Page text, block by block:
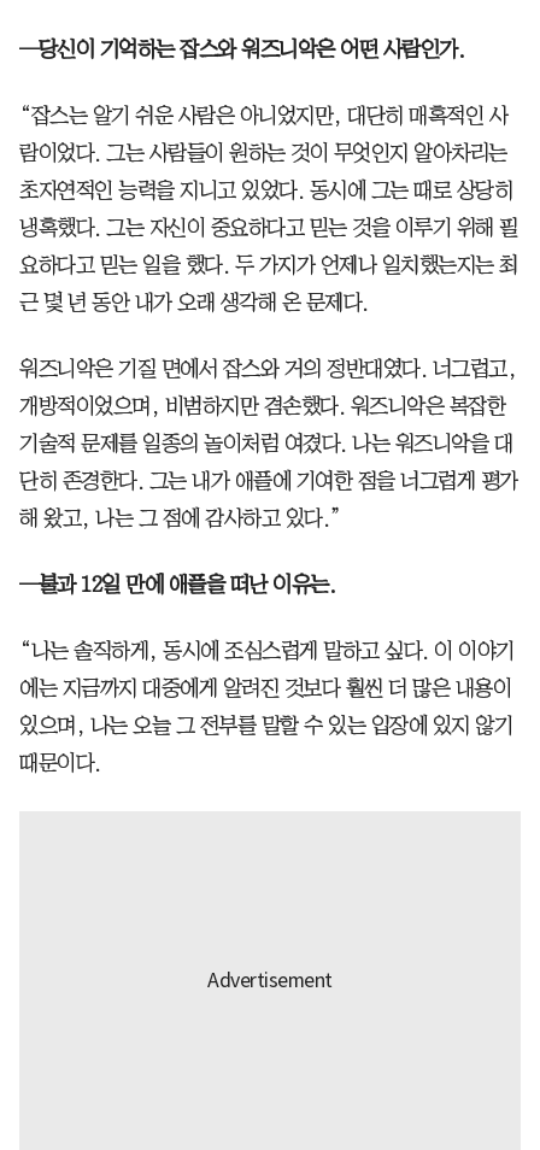
─당신이 기억하는 잡스와 워즈니악은 어떤 사람인가.
“잡스는 알기 쉬운 사람은 아니었지만, 대단히 매혹적인 사
람이었다. 그는 사람들이 원하는 것이 무엇인지 알아차리는
초자연적인 능력을 지니고 있었다. 동시에 그는 때로 상당히
냉혹했다. 그는 자신이 중요하다고 믿는 것을 이루기 위해 필
요하다고 믿는 일을 했다. 두 가지가 언제나 일치했는지는 최
근 몇 년 동안 내가 오래 생각해 온 문제다.
워즈니악은 기질 면에서 잡스와 거의 정반대였다. 너그럽고,
개방적이었으며, 비범하지만 겸손했다. 워즈니악은 복잡한
기술적 문제를 일종의 놀이처럼 여겼다. 나는 워즈니악을 대
단히 존경한다. 그는 내가 애플에 기여한 점을 너그럽게 평가
해 왔고, 나는 그 점에 감사하고 있다.”
─불과 12일 만에 애플을 떠난 이유는.
“나는 솔직하게, 동시에 조심스럽게 말하고 싶다. 이 이야기
에는 지금까지 대중에게 알려진 것보다 훨씬 더 많은 내용이
있으며, 나는 오늘 그 전부를 말할 수 있는 입장에 있지 않기
때문이다.